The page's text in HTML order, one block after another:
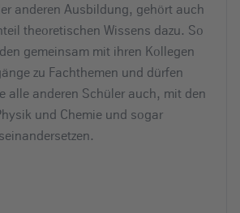
anderen Ausbildung, gehört auch
theoretischen Wissens dazu. So
gemeinsam mit ihren Kollegen
zu Fachthemen und dürfen
alle anderen Schüler auch, mit den
und Chemie und sogar